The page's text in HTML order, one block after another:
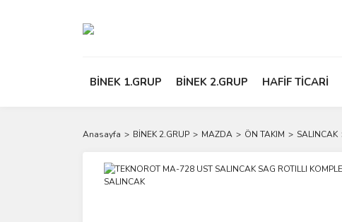
BİNEK 1.GRUP BİNEK 2.GRUP HAFİF TİCARİ
Anasayfa BİNEK 2.GRUP MAZDA ÖN TAKIM SALINCAK